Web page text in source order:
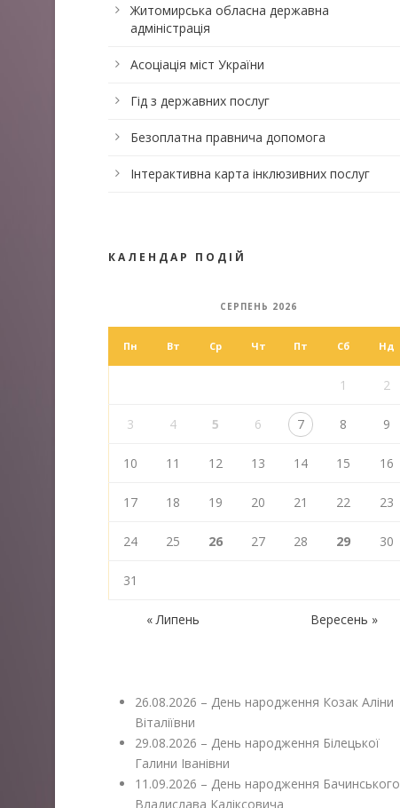
Житомирська обласна державна
адміністрація
Асоціація міст України
Гід з державних послуг
Безоплатна правнича допомога
Інтерактивна карта інклюзивних послуг
КАЛЕНДАР ПОДІЙ
СЕРПЕНЬ 2026
Пн Вт Ср Чт Пт Сб Нд
1 2
3 4 5 6 7 8 9
10 11 12 13 14 15 16
17 18 19 20 21 22 23
24 25 26 27 28 29 30
31
« Липень Вересень »
26.08.2026 – День народження Козак Аліни
Віталіївни
29.08.2026 – День народження Білецької
Галини Іванівни
11.09.2026 – День народження Бачинського
Владислава Каліксовича